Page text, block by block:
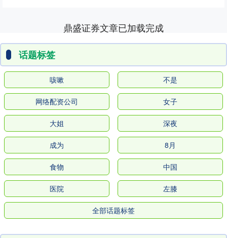
鼎盛证券文章已加载完成
话题标签
咳嗽 不是
网络配资公司 女子
大姐 深夜
成为 8月
食物 中国
医院 左膝
全部话题标签